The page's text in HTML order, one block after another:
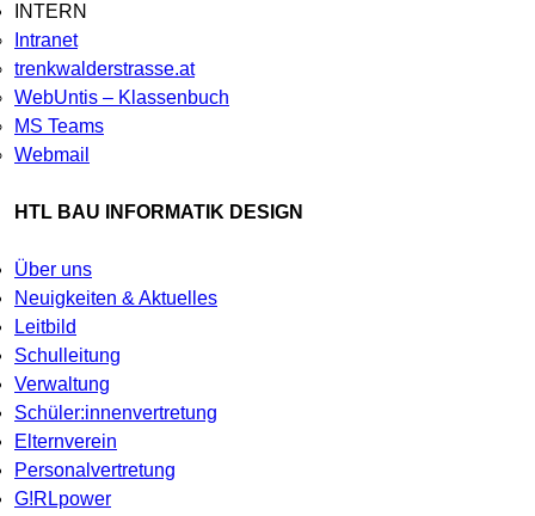
INTERN
Intranet
trenkwalderstrasse.at
WebUntis – Klassenbuch
MS Teams
Webmail
HTL BAU INFORMATIK DESIGN
Über uns
Neuigkeiten & Aktuelles
Leitbild
Schulleitung
Verwaltung
Schüler:innenvertretung
Elternverein
Personalvertretung
G!RLpower